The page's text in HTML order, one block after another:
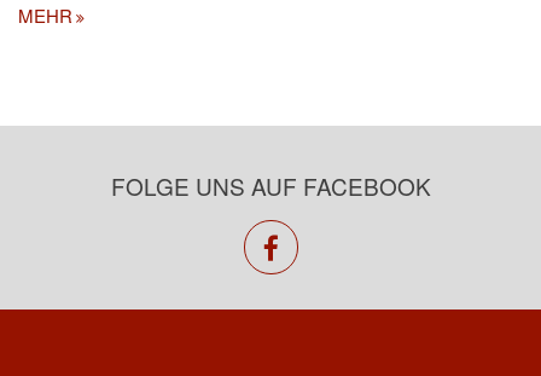
MEHR
FOLGE UNS AUF FACEBOOK
facebook